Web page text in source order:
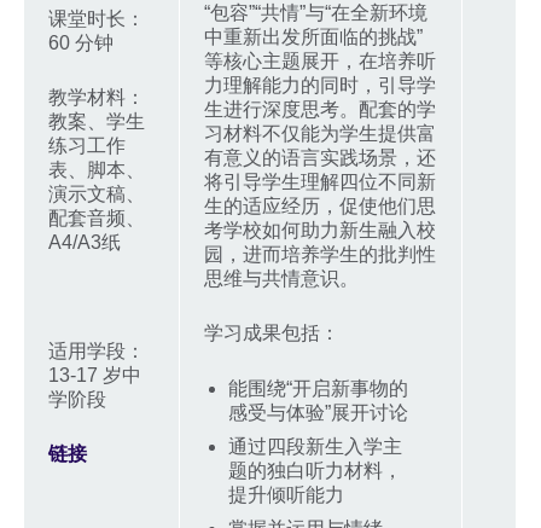
课堂时长：
60 分钟
教学材料：
教案、学生
练习工作
表、脚本、
演示文稿、
配套音频、
A4/A3纸
适用学段：
13-17 岁中
学阶段
链接
“包容”“共情”与“在全新环境
中重新出发所面临的挑战”
等核心主题展开，在培养听
力理解能力的同时，引导学
生进行深度思考。配套的学
习材料不仅能为学生提供富
有意义的语言实践场景，还
将引导学生理解四位不同新
生的适应经历，促使他们思
考学校如何助力新生融入校
园，进而培养学生的批判性
思维与共情意识。
学习成果包括：
能围绕“开启新事物的
感受与体验”展开讨论
通过四段新生入学主
题的独白听力材料，
提升倾听能力